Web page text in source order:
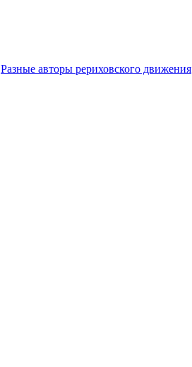
Разные авторы рериховского движения